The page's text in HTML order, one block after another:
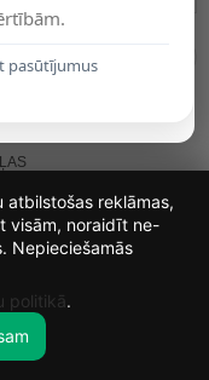
0
pasūtījumus
52
reklāmas,
visām, noraidīt ne-
Nepieciešamās
politikā.